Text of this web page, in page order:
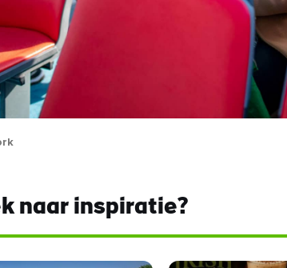
naar inspiratie?